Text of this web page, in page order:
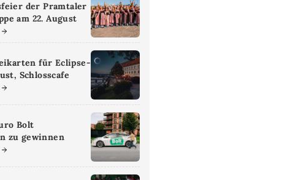
der Pramtaler
am 22. August
für Eclipse-
Schlosscafe
Bolt
zu gewinnen